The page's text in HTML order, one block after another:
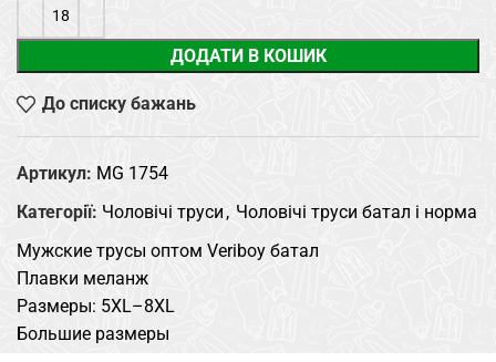
ДОДАТИ В КОШИК
До списку бажань
Артикул: MG 1754
Категорії: Чоловічі труси , Чоловічі труси батал і норма
Мужские трусы оптом Veriboy батал
Плавки меланж
Размеры: 5XL–8XL
Большие размеры